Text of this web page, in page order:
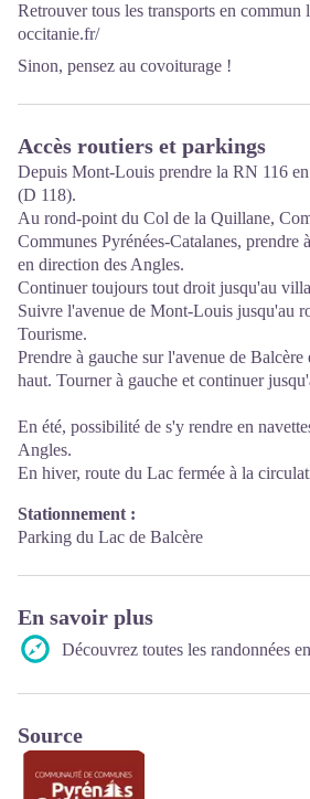
Retrouver tous les transports en commun
occitanie.fr/
Sinon, pensez au covoiturage !
Accès routiers et parkings
Depuis Mont-Louis prendre la RN 116
(D 118).
Au rond-point du Col de la Quillane,
Communes Pyrénées-Catalanes, prendre
en direction des Angles.
Continuer toujours tout droit jusqu'au
Suivre l'avenue de Mont-Louis jusqu'au
Tourisme.
Prendre à gauche sur l'avenue de
haut. Tourner à gauche et continuer
En été, possibilité de s'y rendre en
Angles.
En hiver, route du Lac fermée à la
Stationnement :
Parking du Lac de Balcère
En savoir plus
Découvrez toutes les randonnées
Source